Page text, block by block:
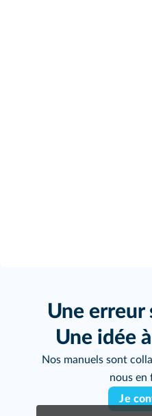
Une erreur
Une idée
Nos manuels sont
nous en
Je